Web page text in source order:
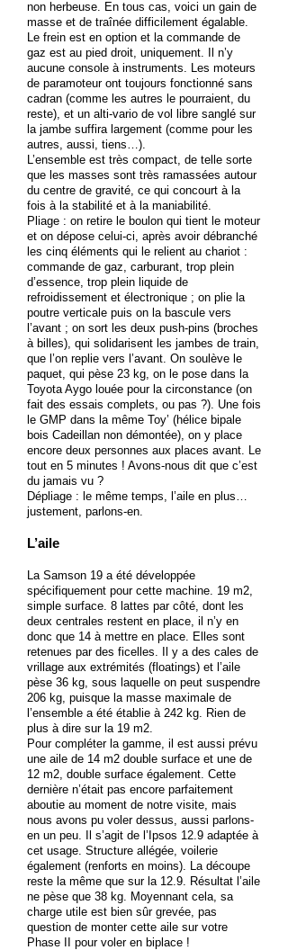
non herbeuse. En tous cas, voici un gain de
masse et de traînée difficilement égalable.
Le frein est en option et la commande de
gaz est au pied droit, uniquement. Il n’y
aucune console à instruments. Les moteurs
de paramoteur ont toujours fonctionné sans
cadran (comme les autres le pourraient, du
reste), et un alti-vario de vol libre sanglé sur
la jambe suffira largement (comme pour les
autres, aussi, tiens…).
L’ensemble est très compact, de telle sorte
que les masses sont très ramassées autour
du centre de gravité, ce qui concourt à la
fois à la stabilité et à la maniabilité.
Pliage : on retire le boulon qui tient le moteur
et on dépose celui-ci, après avoir débranché
les cinq éléments qui le relient au chariot :
commande de gaz, carburant, trop plein
d’essence, trop plein liquide de
refroidissement et électronique ; on plie la
poutre verticale puis on la bascule vers
l’avant ; on sort les deux push-pins (broches
à billes), qui solidarisent les jambes de train,
que l’on replie vers l’avant. On soulève le
paquet, qui pèse 23 kg, on le pose dans la
Toyota Aygo louée pour la circonstance (on
fait des essais complets, ou pas ?). Une fois
le GMP dans la même Toy’ (hélice bipale
bois Cadeillan non démontée), on y place
encore deux personnes aux places avant. Le
tout en 5 minutes ! Avons-nous dit que c’est
du jamais vu ?
Dépliage : le même temps, l’aile en plus…
justement, parlons-en.
L’aile
La Samson 19 a été développée
spécifiquement pour cette machine. 19 m2,
simple surface. 8 lattes par côté, dont les
deux centrales restent en place, il n’y en
donc que 14 à mettre en place. Elles sont
retenues par des ficelles. Il y a des cales de
vrillage aux extrémités (floatings) et l’aile
pèse 36 kg, sous laquelle on peut suspendre
206 kg, puisque la masse maximale de
l’ensemble a été établie à 242 kg. Rien de
plus à dire sur la 19 m2.
Pour compléter la gamme, il est aussi prévu
une aile de 14 m2 double surface et une de
12 m2, double surface également. Cette
dernière n’était pas encore parfaitement
aboutie au moment de notre visite, mais
nous avons pu voler dessus, aussi parlons-
en un peu. Il s’agit de l’Ipsos 12.9 adaptée à
cet usage. Structure allégée, voilerie
également (renforts en moins). La découpe
reste la même que sur la 12.9. Résultat l’aile
ne pèse que 38 kg. Moyennant cela, sa
charge utile est bien sûr grevée, pas
question de monter cette aile sur votre
Phase II pour voler en biplace !